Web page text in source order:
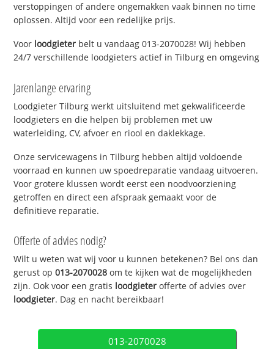
verstoppingen of andere ongemakken vaak binnen no time
oplossen. Altijd voor een redelijke prijs.
Voor loodgieter belt u vandaag 013-2070028! Wij hebben
24/7 verschillende loodgieters actief in Tilburg en omgeving
Jarenlange ervaring
Loodgieter Tilburg werkt uitsluitend met gekwalificeerde
loodgieters en die helpen bij problemen met uw
waterleiding, CV, afvoer en riool en daklekkage.
Onze servicewagens in Tilburg hebben altijd voldoende
voorraad en kunnen uw spoedreparatie vandaag uitvoeren.
Voor grotere klussen wordt eerst een noodvoorziening
getroffen en direct een afspraak gemaakt voor de
definitieve reparatie.
Offerte of advies nodig?
Wilt u weten wat wij voor u kunnen betekenen? Bel ons dan
gerust op013-2070028 om te kijken wat de mogelijkheden
zijn. Ook voor een gratis loodgieter offerte of advies over
loodgieter. Dag en nacht bereikbaar!
013-2070028